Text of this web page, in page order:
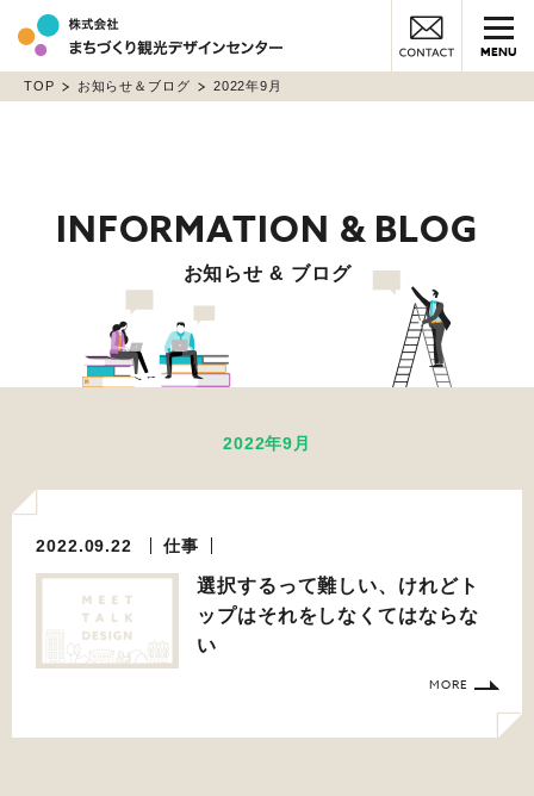
MENU
TOP お知らせ＆ブログ 2022年9月
お知らせ & ブログ
2022年9月
2022.09.22 仕事
選択するって難しい、けれどト
ップはそれをしなくてはならな
い
MORE